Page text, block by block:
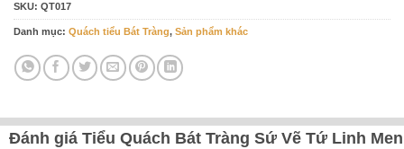
SKU: QT017
Danh mục: Quách tiểu Bát Tràng, Sản phẩm khác
Đánh giá Tiểu Quách Bát Tràng Sứ Vẽ Tứ Linh Men